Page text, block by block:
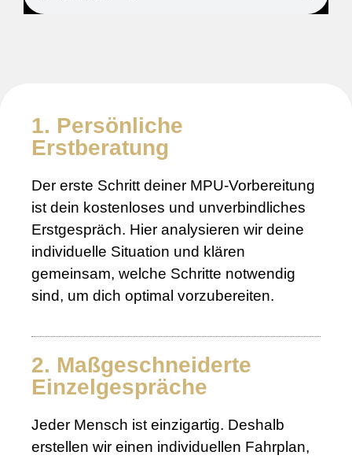
1. Persönliche
Erstberatung
Der erste Schritt deiner MPU-Vorbereitung
ist dein kostenloses und unverbindliches
Erstgespräch. Hier analysieren wir deine
individuelle Situation und klären
gemeinsam, welche Schritte notwendig
sind, um dich optimal vorzubereiten.
2. Maßgeschneiderte
Einzelgespräche
Jeder Mensch ist einzigartig. Deshalb
erstellen wir einen individuellen Fahrplan,